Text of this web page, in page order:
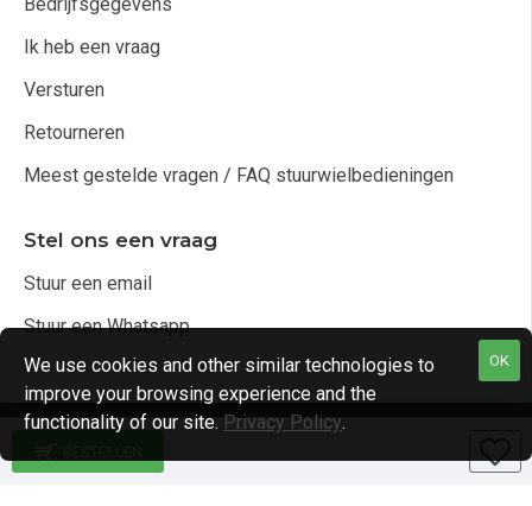
Ik heb een vraag
Versturen
Retourneren
Meest gestelde vragen / FAQ stuurwielbedieningen
Stel ons een vraag
Stuur een email
Stuur een Whatsapp
Copyright © 2021, Audio4cars Alle rechten voorbehouden
OK
We use cookies and other similar technologies to
improve your browsing experience and the
functionality of our site. Privacy Policy.